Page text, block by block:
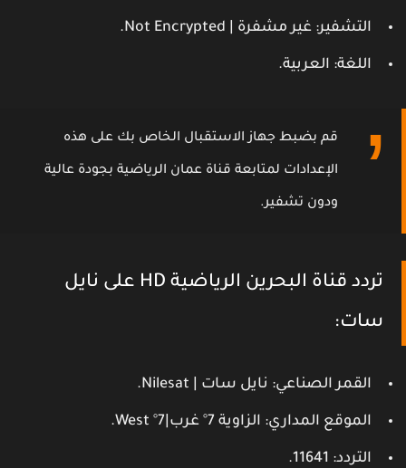
التشفير: غير مشفرة | Not Encrypted.
اللغة: العربية.
قم بضبط جهاز الاستقبال الخاص بك على هذه
الإعدادات لمتابعة قناة عمان الرياضية بجودة عالية
ودون تشفير.
تردد قناة البحرين الرياضية HD على نايل
سات:
القمر الصناعي: نايل سات | Nilesat.
الموقع المداري: الزاوية 7° غرب|7° West.
التردد: 11641.